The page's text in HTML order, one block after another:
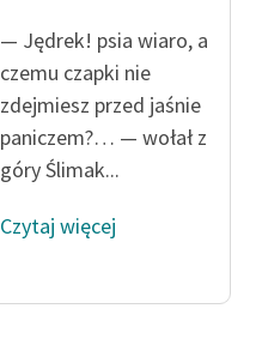
— Jędrek! psia wiaro, a
czemu czapki nie
zdejmiesz przed jaśnie
paniczem?… — wołał z
góry Ślimak...
Czytaj więcej